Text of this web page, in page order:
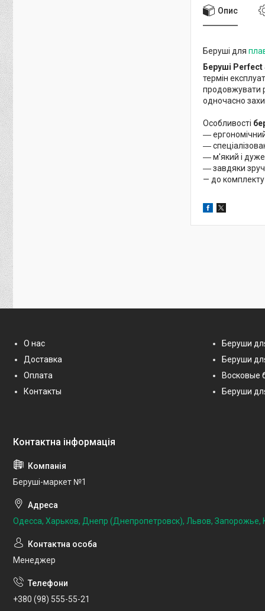
Опис
Беруші для
Беруші
термін
продовжувати
одночасно
Особливості
―
―
― м'який і дуже
― завдяки
— до комплекту
О нас
Доставка
Оплата
Контакты
Беруши
Беруши
Восковые
Беруши
Беруші-маркет №1
Одесса, Харьков, Днепр (Днепропетровск), Львов, Запорожье,
Менеджер
+380 (98) 555-55-21